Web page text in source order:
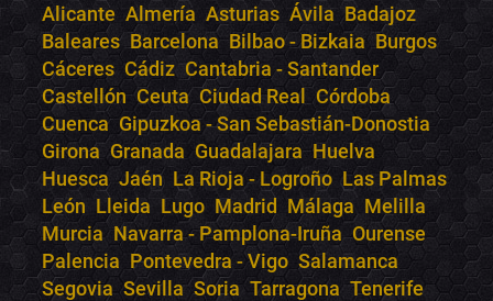
Alicante Almería Asturias Ávila Badajoz
Baleares Barcelona Bilbao - Bizkaia Burgos
Cáceres Cádiz Cantabria - Santander
Castellón Ceuta Ciudad Real Córdoba
Cuenca Gipuzkoa - San Sebastián-Donostia
Girona Granada Guadalajara Huelva
Huesca Jaén La Rioja - Logroño Las Palmas
León Lleida Lugo Madrid Málaga Melilla
Murcia Navarra - Pamplona-Iruña Ourense
Palencia Pontevedra - Vigo Salamanca
Segovia Sevilla Soria Tarragona Tenerife
Bololoco · conciertos.club
Online · Te ayudo a encontrar conciertos